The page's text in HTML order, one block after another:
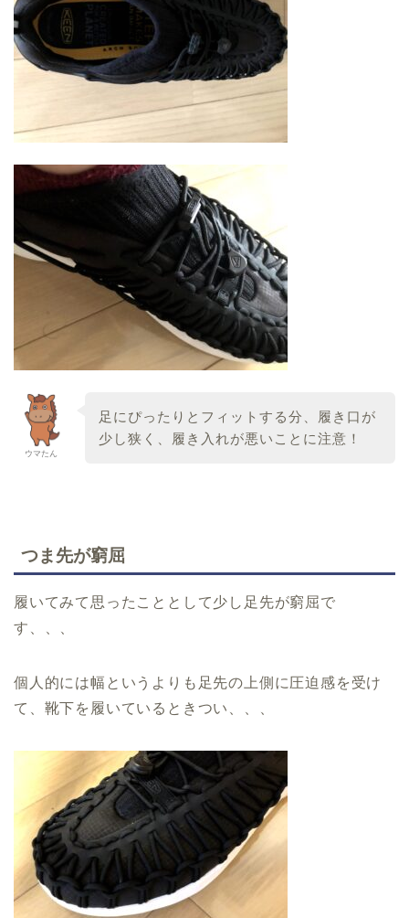
ウマたん
足にぴったりとフィットする分、履き口が
少し狭く、履き入れが悪いことに注意！
つま先が窮屈
履いてみて思ったこととして少し足先が窮屈で
す、、、
個人的には幅というよりも足先の上側に圧迫感を受け
て、靴下を履いているときつい、、、